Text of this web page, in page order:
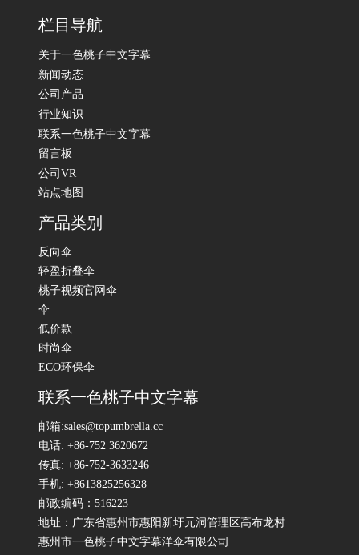
栏目导航
关于一色桃子中文字幕
新闻动态
公司产品
行业知识
联系一色桃子中文字幕
留言板
公司VR
站点地图
产品类别
反向伞
轻盈折叠伞
桃子视频官网伞
伞
低价款
时尚伞
ECO环保伞
联系一色桃子中文字幕
邮箱:sales@topumbrella.cc
电话: +86-752 3620672
传真: +86-752-3633246
手机: +8613825256328
邮政编码：516223
地址：广东省惠州市惠阳新圩元洞管理区高布龙村
惠州市一色桃子中文字幕洋伞有限公司